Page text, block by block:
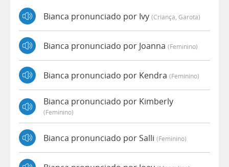
Bianca pronunciado por Ivy (criança, Garota)
Bianca pronunciado por Joanna (feminino)
Bianca pronunciado por Kendra (feminino)
Bianca pronunciado por Kimberly
(feminino)
Bianca pronunciado por Salli (feminino)